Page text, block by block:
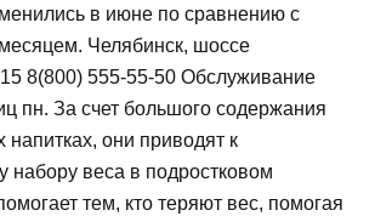
в июне по сравнению с
Челябинск, шоссе
8(800) 555-55-50 Обслуживание
пн. За счет большого содержания
напитках, они приводят к
набору веса в подростковом
тем, кто теряют вес, помогая